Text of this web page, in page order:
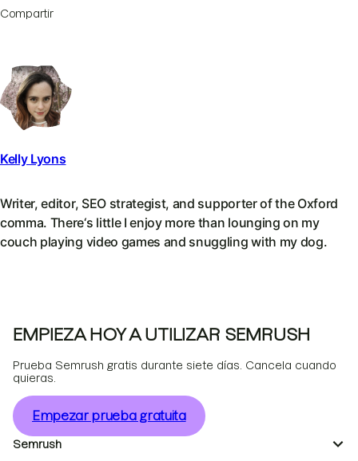
Compartir
Kelly Lyons
Writer, editor, SEO strategist, and supporter of the Oxford
comma. There‘s little I enjoy more than lounging on my
couch playing video games and snuggling with my dog.
EMPIEZA HOY A UTILIZAR SEMRUSH
Prueba Semrush gratis durante siete días. Cancela cuando
quieras.
Empezar prueba gratuita
Semrush